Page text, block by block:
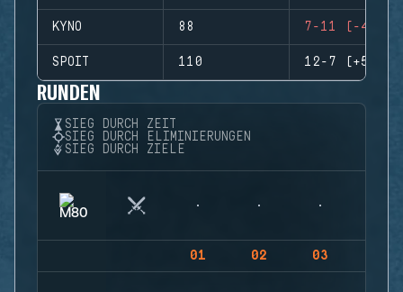
KYNO 88 7-11 (-4)
SPOIT 110 12-7 (+5)
RUNDEN
SIEG DURCH ZEIT
SIEG DURCH ELIMINIERUNGEN
SIEG DURCH ZIELE
01 02 03